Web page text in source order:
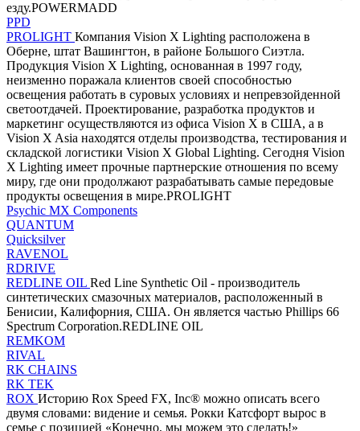
езду.POWERMADD
PPD
PROLIGHT Компания Vision X Lighting расположена в
Оберне, штат Вашингтон, в районе Большого Сиэтла.
Продукция Vision X Lighting, основанная в 1997 году,
неизменно поражала клиентов своей способностью
освещения работать в суровых условиях и непревзойденной
светоотдачей. Проектирование, разработка продуктов и
маркетинг осуществляются из офиса Vision X в США, а в
Vision X Asia находятся отделы производства, тестирования и
складской логистики Vision X Global Lighting. Сегодня Vision
X Lighting имеет прочные партнерские отношения по всему
миру, где они продолжают разрабатывать самые передовые
продукты освещения в мире.PROLIGHT
Psychic MX Components
QUANTUM
Quicksilver
RAVENOL
RDRIVE
REDLINE OIL Red Line Synthetic Oil - производитель
синтетических смазочных материалов, расположенный в
Бенисии, Калифорния, США. Он является частью Phillips 66
Spectrum Corporation.REDLINE OIL
REMKOM
RIVAL
RK CHAINS
RK TEK
ROX Историю Rox Speed ​​FX, Inc® можно описать всего
двумя словами: видение и семья. Рокки Катсфорт вырос в
семье с позицией «Конечно, мы можем это сделать!»